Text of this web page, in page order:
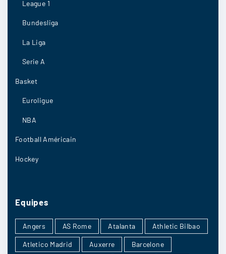
7
sont positifs par contre il ne faut pas se laisser
au minimum
6 5/09
League 1
Bundesliga
La Liga
Serie A
Basket
Euroligue
NBA
Football Américain
Hockey
Equipes
Angers AS Rome Atalanta Athletic Bilbao
Atletico Madrid Auxerre Barcelone